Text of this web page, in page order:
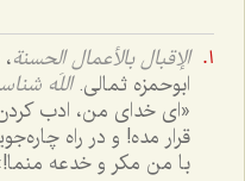
الإقبال بالأعمال الحسنة
ابوحمزه ثمالی.اللَه
«ای خدای من، ادب
قرار مده! و در راه
با من مکر و خدعه